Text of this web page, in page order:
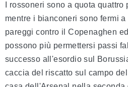
I rossoneri sono a quota
mentre i bianconeri sono fermi
pareggi contro il Copenaghen
possono più permettersi passi
successo all'esordio sul
caccia del riscatto sul campo